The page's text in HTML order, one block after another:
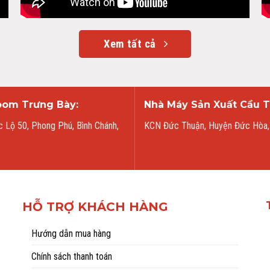
Xem tất cả
Trưng Bày:
Lộ 50, Phong Phú, Bình Chánh,
Nhà Máy Sản Xuất Cầu
KCN Đức Thuận, Huyện Đức
HỖ TRỢ KHÁCH HÀNG
Hướng dẫn mua hàng
Chính sách thanh toán